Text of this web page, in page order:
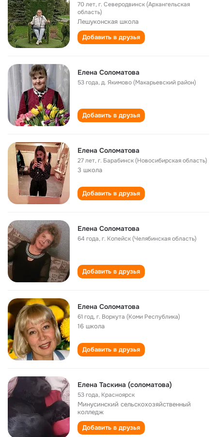
70 лет,г. Северодвинск (Архангельская
область)
Лешуконская школа
Добавить в друзья
Елена Соломатова
53 года,д. Якимово (Макарьевский район)
Добавить в друзья
Елена Соломатова
27 лет,г. Барабинск (Новосибирская область)
3 школа
Добавить в друзья
Елена Соломатова
64 года,г. Копейск (Челябинская область)
Добавить в друзья
Елена Соломатова
61 год,г. Воркута (Коми Республика)
16 школа
Добавить в друзья
Елена Таскина (соломатова)
53 года, Красноярск
Минусинский сельскохозяйственный
колледж
Добавить в друзья